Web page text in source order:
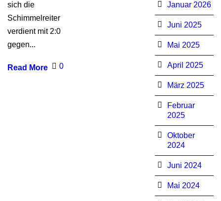
sich die
Schimmelreiter
verdient mit 2:0
gegen...
Read More 0
Januar 2026
Juni 2025
Mai 2025
April 2025
März 2025
Februar
2025
Oktober
2024
Juni 2024
Mai 2024